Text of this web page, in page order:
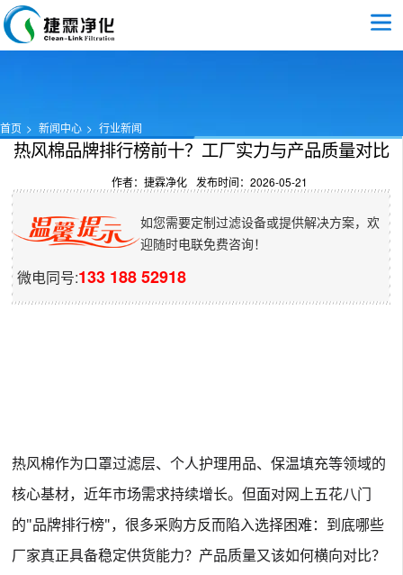
首页 新闻中心 行业新闻
热风棉品牌排行榜前十？工厂实力与产品质量对比
作者：捷霖净化 发布时间：2026-05-21
如您需要定制过滤设备或提供解决方案，欢
迎随时电联免费咨询！
微电同号:133 188 52918
热风棉作为口罩过滤层、个人护理用品、保温填充等领域的
核心基材，近年市场需求持续增长。但面对网上五花八门
的"品牌排行榜"，很多采购方反而陷入选择困难：到底哪些
厂家真正具备稳定供货能力？产品质量又该如何横向对比？